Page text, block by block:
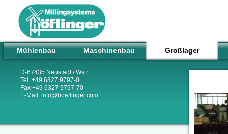
D-67435 Neustadt / Wstr.
Tel. +49 6327 9797-0
Fax +49 6327 9797-70
E-Mail: info@hoeflinger.com
Mühlenbau Maschinenbau Großlager